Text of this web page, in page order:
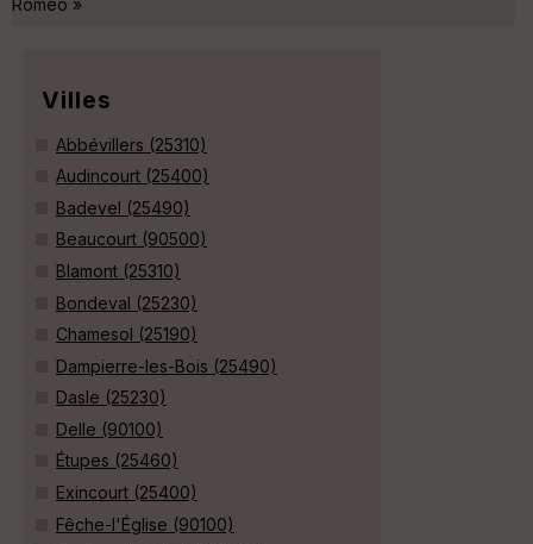
Roméo »
Villes
Abbévillers (25310)
Audincourt (25400)
Badevel (25490)
Beaucourt (90500)
Blamont (25310)
Bondeval (25230)
Chamesol (25190)
Dampierre-les-Bois (25490)
Dasle (25230)
Delle (90100)
Étupes (25460)
Exincourt (25400)
Fêche-l'Église (90100)